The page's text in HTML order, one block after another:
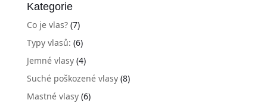
Kategorie
Co je vlas?(7)
Typy vlasů: (6)
Jemné vlasy(4)
Suché poškozené vlasy(8)
Mastné vlasy(6)